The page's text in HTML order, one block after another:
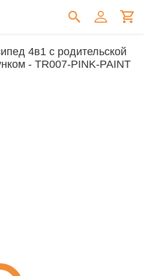
4в1 с родительской
- TR007-PINK-PAINT